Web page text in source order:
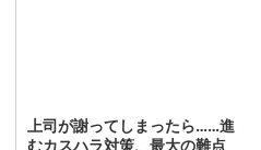
上司が謝ってしまったら……進
むカスハラ対策、最大の難点